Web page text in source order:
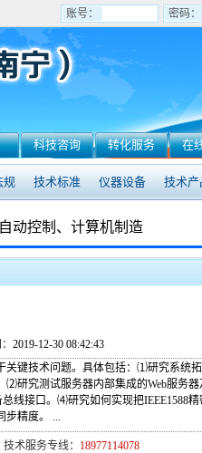
账号： 密码：
科技咨询 转化服务 在
规 技术标准 仪器设备 技术产
自动控制、计算机制造
2019-12-30 08:42:43
键技术问题。具体包括：⑴研究系统
研究测试服务器内部集成的Web服务
线接口。⑷研究如何实现把IEEE1588精
步精度。 ...
技术服务专线： 18977114078